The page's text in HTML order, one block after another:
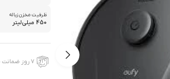
ظرفیت مخزن زباله
450 میلی‌لیتر
۷ روز ضمانت بازگشت کالا